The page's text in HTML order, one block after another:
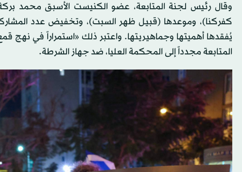
وقال رئيس لجنة المتابعة، عضو الكنيست الأسبق محمد
كفركنا)، وموعدها (قبيل ظهر السبت)، وتخفيض عدد
يُفقدها أهميتها وجماهيريتها. واعتبر ذلك «استمراراً في
المتابعة مجدداً إلى المحكمة العليا، ضد جهاز الشرطة.